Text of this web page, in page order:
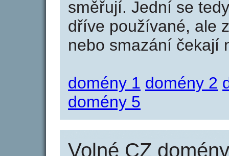
směřují. Jední se
dříve používané, ale
nebo smazání čekají
domény 1 domény 2
domény 5
Volné CZ